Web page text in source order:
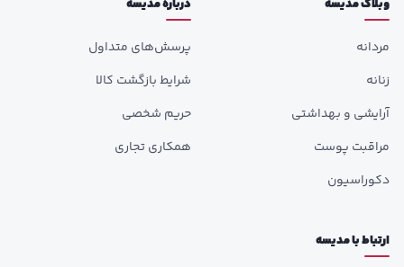
وبلاگ مدیسه
مردانه
زنانه
آرایشی و بهداشتی
مراقبت پوست
دکوراسیون
درباره مدیسه
پرسش‌های متداول
شرایط بازگشت کالا
حریم شخصی
همکاری تجاری
ارتباط با مدیسه